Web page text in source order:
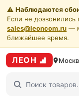
⚠️ Наблюдаются
Если не
sales@leoncom.ru —
ближайшее время.
ЛЕОН